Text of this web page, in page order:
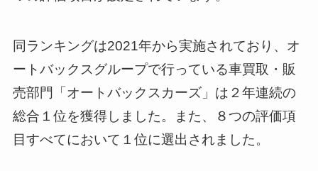
同ランキングは2021年から実施されており、オ
ートバックスグループで行っている車買取・販
売部門「オートバックスカーズ」は２年連続の
総合１位を獲得しました。また、８つの評価項
目すべてにおいて１位に選出されました。